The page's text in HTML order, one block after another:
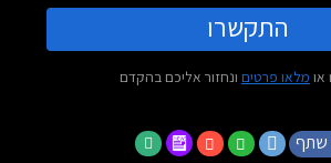
התקשרו
מלאו פרטים ונחזור אליכם בהקדם
שתף